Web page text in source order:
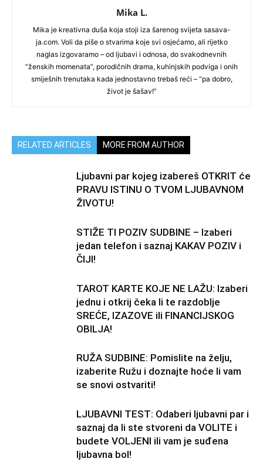
Mika L.
Mika je kreativna duša koja stoji iza šarenog svijeta sasava-
ja.com. Voli da piše o stvarima koje svi osjećamo, ali rijetko
naglas izgovaramo – od ljubavi i odnosa, do svakodnevnih
“ženskih momenata”, porodičnih drama, kuhinjskih podviga i onih
smiješnih trenutaka kada jednostavno trebaš reći – “pa dobro,
život je šašav!”
RELATED ARTICLES MORE FROM AUTHOR
Ljubavni par kojeg izabereš OTKRIT će
PRAVU ISTINU O TVOM LJUBAVNOM
ŽIVOTU!
STIŽE TI POZIV SUDBINE – Izaberi
jedan telefon i saznaj KAKAV POZIV i
ČIJI!
TAROT KARTE KOJE NE LAŽU: Izaberi
jednu i otkrij čeka li te razdoblje
SREĆE, IZAZOVE ili FINANCIJSKOG
OBILJA!
RUŽA SUDBINE: Pomislite na želju,
izaberite Ružu i doznajte hoće li vam
se snovi ostvariti!
LJUBAVNI TEST: Odaberi ljubavni par i
saznaj da li ste stvoreni da VOLITE i
budete VOLJENI ili vam je suđena
ljubavna bol!